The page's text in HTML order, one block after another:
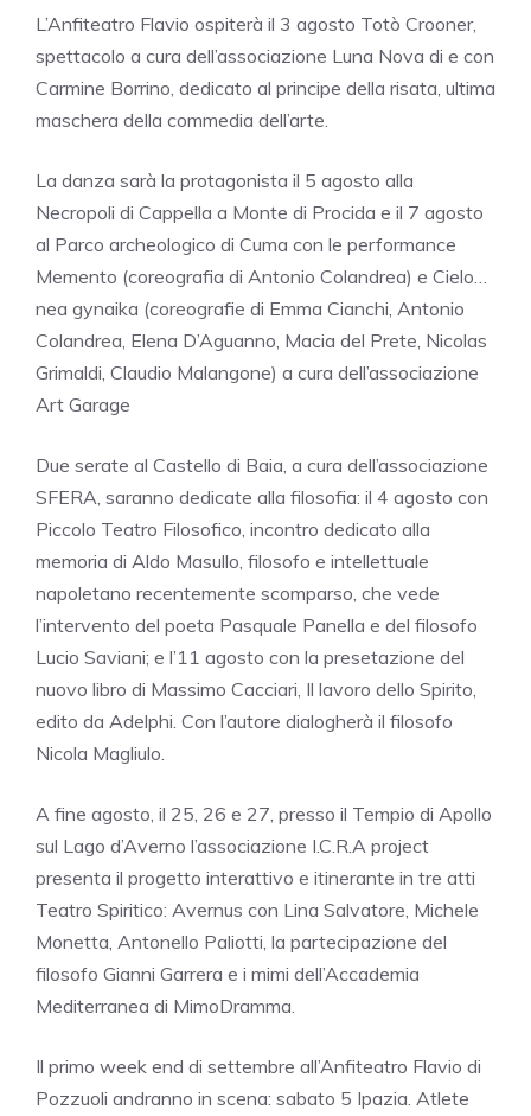
L’Anfiteatro Flavio ospiterà il 3 agosto Totò Crooner,
spettacolo a cura dell’associazione Luna Nova di e con
Carmine Borrino, dedicato al principe della risata, ultima
maschera della commedia dell’arte.
La danza sarà la protagonista il 5 agosto alla
Necropoli di Cappella a Monte di Procida e il 7 agosto
al Parco archeologico di Cuma con le performance
Memento (coreografia di Antonio Colandrea) e Cielo…
nea gynaika (coreografie di Emma Cianchi, Antonio
Colandrea, Elena D’Aguanno, Macia del Prete, Nicolas
Grimaldi, Claudio Malangone) a cura dell’associazione
Art Garage
Due serate al Castello di Baia, a cura dell’associazione
SFERA, saranno dedicate alla filosofia: il 4 agosto con
Piccolo Teatro Filosofico, incontro dedicato alla
memoria di Aldo Masullo, filosofo e intellettuale
napoletano recentemente scomparso, che vede
l’intervento del poeta Pasquale Panella e del filosofo
Lucio Saviani; e l’11 agosto con la presetazione del
nuovo libro di Massimo Cacciari, Il lavoro dello Spirito,
edito da Adelphi. Con l’autore dialogherà il filosofo
Nicola Magliulo.
A fine agosto, il 25, 26 e 27, presso il Tempio di Apollo
sul Lago d’Averno l’associazione I.C.R.A project
presenta il progetto interattivo e itinerante in tre atti
Teatro Spiritico: Avernus con Lina Salvatore, Michele
Monetta, Antonello Paliotti, la partecipazione del
filosofo Gianni Garrera e i mimi dell’Accademia
Mediterranea di MimoDramma.
Il primo week end di settembre all’Anfiteatro Flavio di
Pozzuoli andranno in scena: sabato 5 Ipazia. Atlete